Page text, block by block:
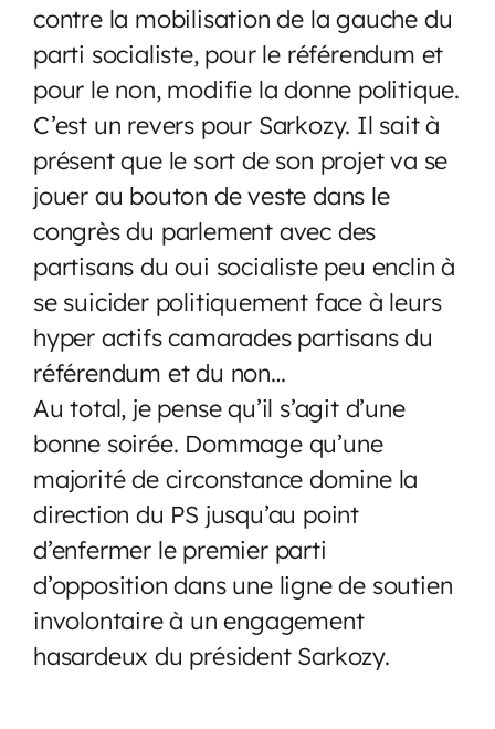
contre la mobilisation de la gauche du
parti socialiste, pour le référendum et
pour le non, modifie la donne politique.
C’est un revers pour Sarkozy. Il sait à
présent que le sort de son projet va se
jouer au bouton de veste dans le
congrès du parlement avec des
partisans du oui socialiste peu enclin à
se suicider politiquement face à leurs
hyper actifs camarades partisans du
référendum et du non…
Au total, je pense qu’il s’agit d’une
bonne soirée. Dommage qu’une
majorité de circonstance domine la
direction du PS jusqu’au point
d’enfermer le premier parti
d’opposition dans une ligne de soutien
involontaire à un engagement
hasardeux du président Sarkozy.